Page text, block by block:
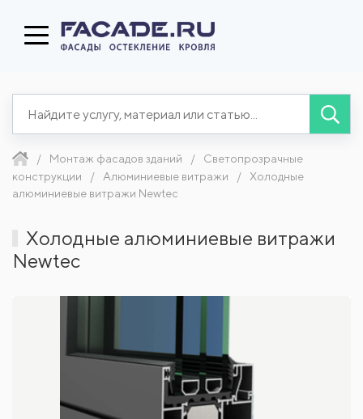
Монтаж фасадов зданий
Светопрозрачные
конструкции
Алюминиевые витражи
Холодные
алюминиевые витражи Newtec
Холодные алюминиевые витражи
Newtec